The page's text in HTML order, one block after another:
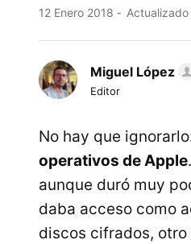
12 Enero 2018 Actualizado
Miguel López
Editor
No hay que
operativos de Apple
aunque duró muy
daba acceso como
discos cifrados, otro